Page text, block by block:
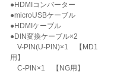
●HDMIコンバーター
●microUSBケーブル
●HDMIケーブル
●DIN変換ケーブル×2
V-PIN(U-PIN)×1 【MD1
用】
C-PIN×1 【NG用】